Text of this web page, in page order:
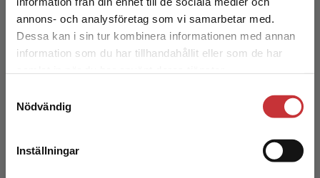
annons- och analysföretag som vi samarbetar med.
Dessa kan i sin tur kombinera informationen med annan
information som du har tillhandahållit eller som de har
Nödvändig
Inställningar
Det verkar som att du besöker
studentlitteratur.se via en enhet utanför Sverige.
Vi erbjuder inte leveranser utanför Sverige. För
att kunna slutföra ett köp måste
Dahlstedt, M - Lalander, P (red.)
222 krinkl. moms
Exkl. moms: 209 kr